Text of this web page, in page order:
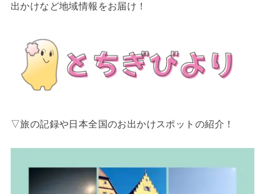
出かけなど地域情報をお届け！
▽旅の記録や日本全国のお出かけスポットの紹介！